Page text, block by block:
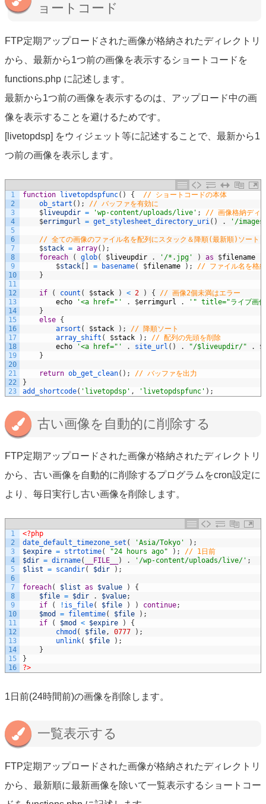
ョートコード
FTP定期アップロードされた画像が格納されたディレクトリ
から、最新から1つ前の画像を表示するショートコードを
functions.php に記述します。
最新から1つ前の画像を表示するのは、アップロード中の画
像を表示することを避けるためです。
[livetopdsp] をウィジェット等に記述することで、最新から1
つ前の画像を表示します。
1
2
3
4
5
6
7
8
9
10
11
12
13
14
15
16
17
18
19
20
21
22
23
function livetopdspfunc( ) {
// ショートコードの本体
ob_start ( ) ;
// バッファを有効に
$liveupdir = 'wp-content/uploads/live' ;
// 画像格納ディ
$errimgurl = get_stylesheet_directory_uri( ) . '/
// 全ての画像のファイル名を配列にスタック＆降順(最新順)ソート
$stack = array( ) ;
foreach
( glob( $liveupdir . '/*.jpg' ) as $filename
$stack [ ] = basename( $filename ) ;
// ファイル名を格納
}
if ( count ( $stack ) < 2 ) {
// 画像2個未満はエラー
echo
'<a href="' . $errimgurl .
'" title="ライブ画像
}
else {
arsort ( $stack ) ;
// 降順ソート
array_shift ( $stack ) ;
// 配列の先頭を削除
echo
'<a href="' . site_url ( ) . "/$liveupdir/" . $
}
return ob_get_clean( ) ;
// バッファを出力
}
add_shortcode( 'livetopdsp' , 'livetopdspfunc' ) ;
古い画像を自動的に削除する
FTP定期アップロードされた画像が格納されたディレクトリ
から、古い画像を自動的に削除するプログラムをcron設定に
より、毎日実行し古い画像を削除します。
1
2
3
4
5
6
7
8
9
10
11
12
13
14
15
16
<?php
date_default_timezone_set ( 'Asia/Tokyo' ) ;
$expire = strtotime( "24 hours ago" ) ;
// 1日前
$dir = dirname( __FILE__ ) . '/wp-content/uploads/live/' ;
$list = scandir( $dir ) ;
foreach( $list as $value )
{
$file = $dir . $value;
if
( ! is_file( $file ) ) continue;
$mod
= filemtime( $file ) ;
if
( $mod < $expire )
{
chmod ( $file, 0777 ) ;
unlink( $file ) ;
}
}
?>
1日前(24時間前)の画像を削除します。
一覧表示する
FTP定期アップロードされた画像が格納されたディレクトリ
から、最新順に最新画像を除いて一覧表示するショートコー